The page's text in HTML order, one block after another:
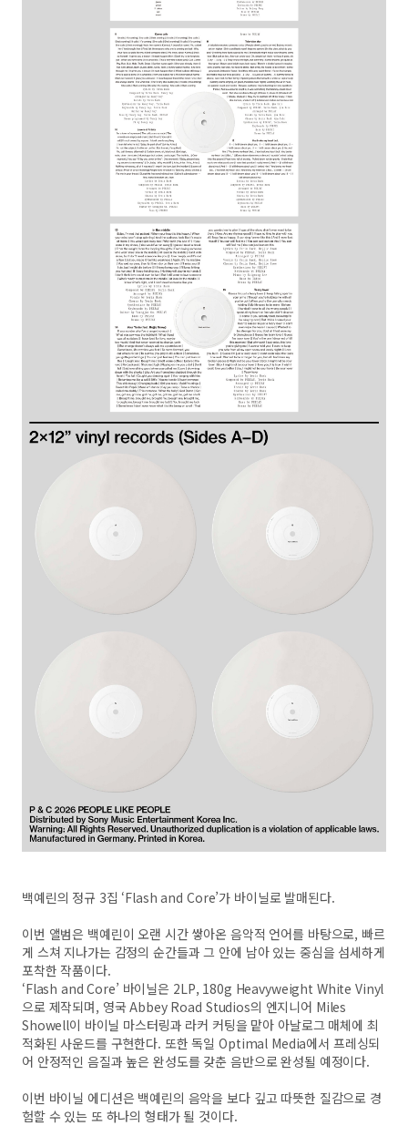
백예린의 정규 3집 ‘Flash and Core’가 바이닐로 발매된다.
이번 앨범은 백예린이 오랜 시간 쌓아온 음악적 언어를 바탕으로, 빠르
게 스쳐 지나가는 감정의 순간들과 그 안에 남아 있는 중심을 섬세하게
포착한 작품이다.
‘Flash and Core’ 바이닐은 2LP, 180g Heavyweight White Vinyl
으로 제작되며, 영국 Abbey Road Studios의 엔지니어 Miles
Showell이 바이닐 마스터링과 라커 커팅을 맡아 아날로그 매체에 최
적화된 사운드를 구현한다. 또한 독일 Optimal Media에서 프레싱되
어 안정적인 음질과 높은 완성도를 갖춘 음반으로 완성될 예정이다.
이번 바이닐 에디션은 백예린의 음악을 보다 깊고 따뜻한 질감으로 경
험할 수 있는 또 하나의 형태가 될 것이다.